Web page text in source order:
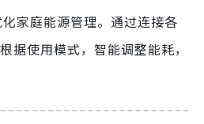
家庭能源管理。通过连接各
据使用模式，智能调整能耗，